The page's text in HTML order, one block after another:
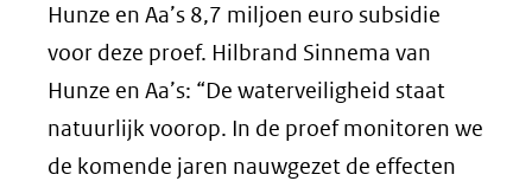
Hunze en Aa’s 8,7 miljoen euro subsidie
voor deze proef. Hilbrand Sinnema van
Hunze en Aa’s: “De waterveiligheid staat
natuurlijk voorop. In de proef monitoren we
de komende jaren nauwgezet de effecten